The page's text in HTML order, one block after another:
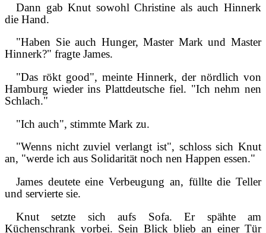
Dann gab Knut sowohl Christine als auch Hinnerk
die Hand.
"Haben Sie auch Hunger, Master Mark und Master
Hinnerk?" fragte James.
"Das rökt good", meinte Hinnerk, der nördlich von
Hamburg wieder ins Plattdeutsche fiel. "Ich nehm nen
Schlach."
"Ich auch", stimmte Mark zu.
"Wenns nicht zuviel verlangt ist", schloss sich Knut
an, "werde ich aus Solidarität noch nen Happen essen."
James deutete eine Verbeugung an, füllte die Teller
und servierte sie.
Knut setzte sich aufs Sofa. Er spähte am
Küchenschrank vorbei. Sein Blick blieb an einer Tür